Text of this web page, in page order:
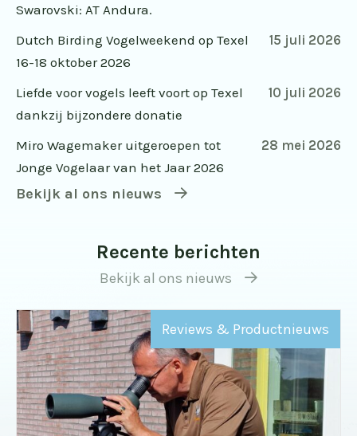
Swarovski: AT Andura.
Dutch Birding Vogelweekend op Texel
16-18 oktober 2026
15 juli 2026
Liefde voor vogels leeft voort op Texel
dankzij bijzondere donatie
10 juli 2026
Miro Wagemaker uitgeroepen tot
Jonge Vogelaar van het Jaar 2026
28 mei 2026
Bekijk al ons nieuws
Recente berichten
Bekijk al ons nieuws
Reviews & Productnieuws